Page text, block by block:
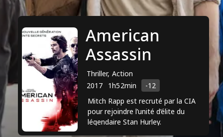
American
Assassin
Thriller, Action
2017
1h52min
-12
Mitch Rapp est recruté par la CIA
pour rejoindre l’unité d’élite du
légendaire Stan Hurley.